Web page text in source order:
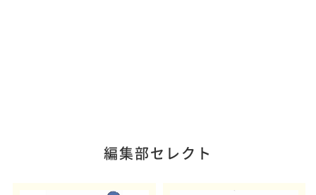
編集部セレクト